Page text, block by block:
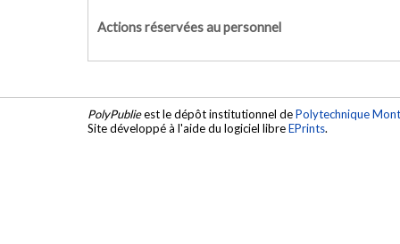
Actions réservées au personnel
PolyPublieest le dépôt institutionnel dePolytechnique
Site développé à l'aide du logiciel libreEPrints.